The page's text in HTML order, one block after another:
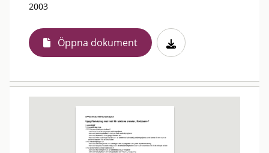
2003
Öppna dokument